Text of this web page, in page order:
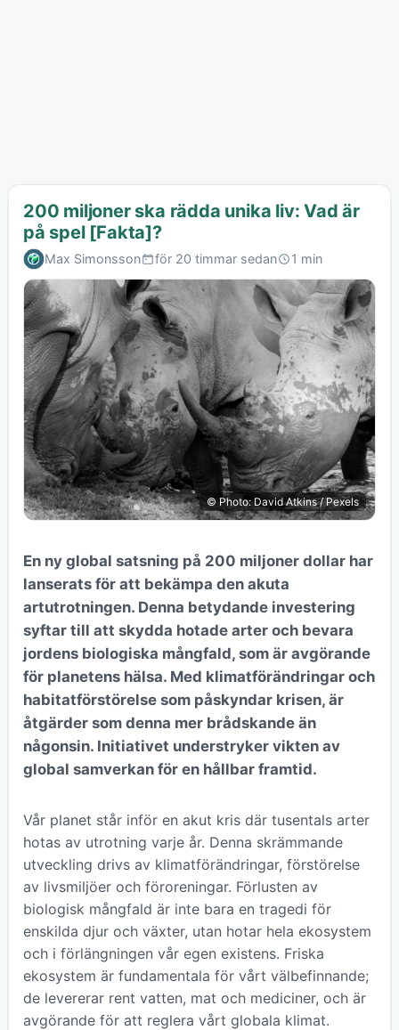
200 miljoner ska rädda unika liv: Vad är
på spel [Fakta]?
Max Simonsson för 20 timmar sedan 1 min
© Photo: David Atkins / Pexels
En ny global satsning på 200 miljoner dollar har
lanserats för att bekämpa den akuta
artutrotningen. Denna betydande investering
syftar till att skydda hotade arter och bevara
jordens biologiska mångfald, som är avgörande
för planetens hälsa. Med klimatförändringar och
habitatförstörelse som påskyndar krisen, är
åtgärder som denna mer brådskande än
någonsin. Initiativet understryker vikten av
global samverkan för en hållbar framtid.
Vår planet står inför en akut kris där tusentals arter
hotas av utrotning varje år. Denna skrämmande
utveckling drivs av klimatförändringar, förstörelse
av livsmiljöer och föroreningar. Förlusten av
biologisk mångfald är inte bara en tragedi för
enskilda djur och växter, utan hotar hela ekosystem
och i förlängningen vår egen existens. Friska
ekosystem är fundamentala för vårt välbefinnande;
de levererar rent vatten, mat och mediciner, och är
avgörande för att reglera vårt globala klimat.